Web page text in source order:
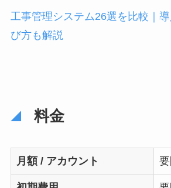
工事管理システム26選を比較｜
び方も解説
料金
月額 / アカウント